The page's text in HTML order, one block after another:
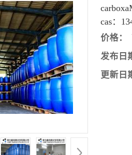
cas：
价格：
发布日
更新日